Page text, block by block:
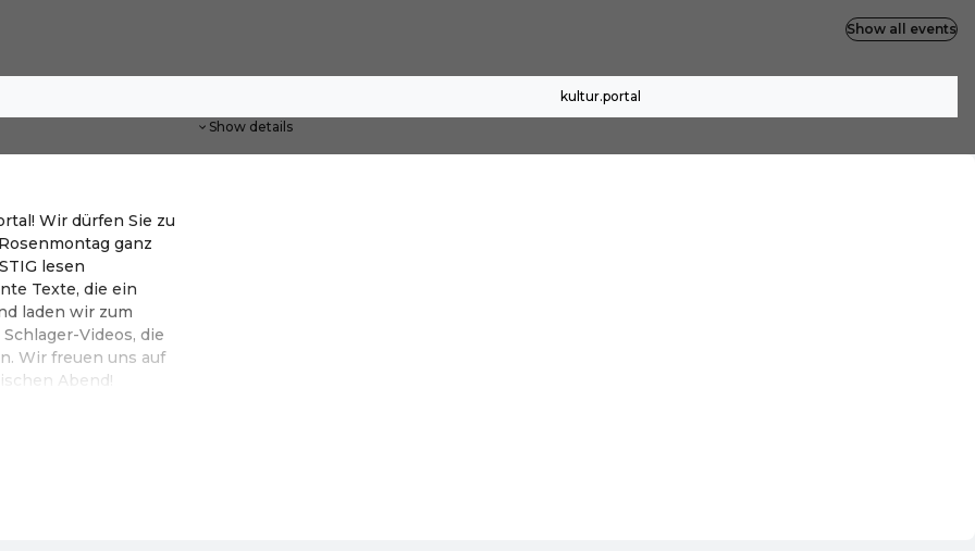
kultur.portal
Show details
Show all events
Wir dürfen Sie zu
ganz
lesen
Texte, die ein
laden wir zum
Videos, die
Wir freuen uns auf
Abend!